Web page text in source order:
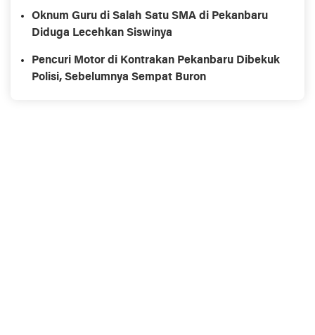
Oknum Guru di Salah Satu SMA di Pekanbaru
Diduga Lecehkan Siswinya
Pencuri Motor di Kontrakan Pekanbaru Dibekuk
Polisi, Sebelumnya Sempat Buron